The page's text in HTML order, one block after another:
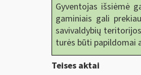
Gyventojas išsiėmė
gaminiais gali
savivaldybių
turės būti papildomai
Teises aktai